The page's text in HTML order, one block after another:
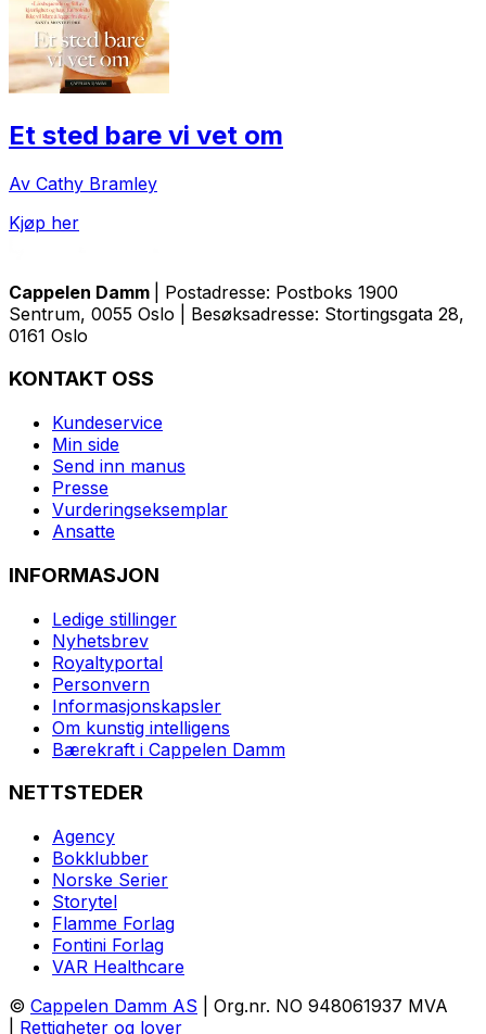
Et sted bare vi vet om
Av Cathy Bramley
Kjøp her
Cappelen Damm
| Postadresse: Postboks 1900
Sentrum, 0055 Oslo | Besøksadresse: Stortingsgata 28,
0161 Oslo
KONTAKT OSS
Kundeservice
Min side
Send inn manus
Presse
Vurderingseksemplar
Ansatte
INFORMASJON
Ledige stillinger
Nyhetsbrev
Royaltyportal
Personvern
Informasjonskapsler
Om kunstig intelligens
Bærekraft i Cappelen Damm
NETTSTEDER
Agency
Bokklubber
Norske Serier
Storytel
Flamme Forlag
Fontini Forlag
VAR Healthcare
© Cappelen Damm AS | Org.nr. NO 948061937 MVA
Rettigheter og lover